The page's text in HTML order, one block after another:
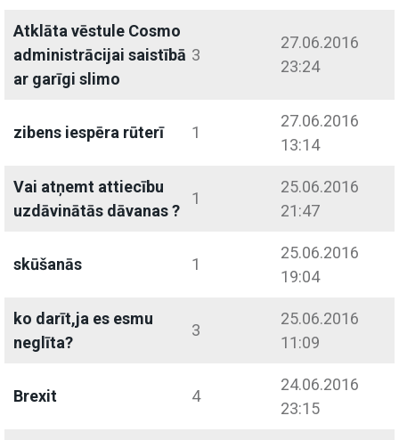
Atklāta vēstule Cosmo
administrācijai saistībā
ar garīgi slimo
3
27.06.2016
23:24
zibens iespēra rūterī 1
27.06.2016
13:14
Vai atņemt attiecību
uzdāvinātās dāvanas ?
1
25.06.2016
21:47
skūšanās 1
25.06.2016
19:04
ko darīt,ja es esmu
neglīta?
3
25.06.2016
11:09
Brexit 4
24.06.2016
23:15